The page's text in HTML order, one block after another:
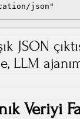
json"
JSON
LLM
Veriyi